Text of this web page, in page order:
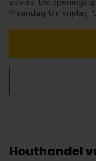
Maandag t/m vrijdag:
Houthandel